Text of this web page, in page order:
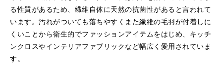
る性質があるため、繊維自体に天然の抗菌性があると言われて
います。汚れがついても落ちやすくまた繊維の毛羽が付着しに
くいことから衛生的でファッションアイテムをはじめ、キッチ
ンクロスやインテリアファブリックなど幅広く愛用されていま
す。